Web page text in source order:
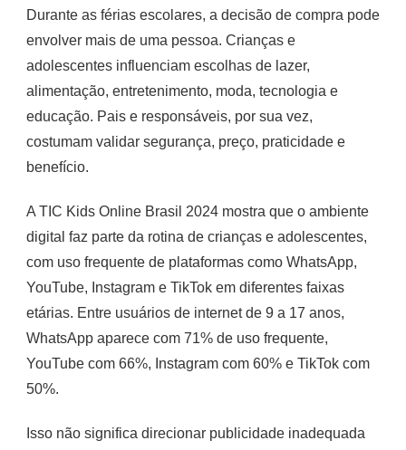
Durante as férias escolares, a decisão de compra pode
envolver mais de uma pessoa. Crianças e
adolescentes influenciam escolhas de lazer,
alimentação, entretenimento, moda, tecnologia e
educação. Pais e responsáveis, por sua vez,
costumam validar segurança, preço, praticidade e
benefício.
A TIC Kids Online Brasil 2024 mostra que o ambiente
digital faz parte da rotina de crianças e adolescentes,
com uso frequente de plataformas como WhatsApp,
YouTube, Instagram e TikTok em diferentes faixas
etárias. Entre usuários de internet de 9 a 17 anos,
WhatsApp aparece com 71% de uso frequente,
YouTube com 66%, Instagram com 60% e TikTok com
50%.
Isso não significa direcionar publicidade inadequada